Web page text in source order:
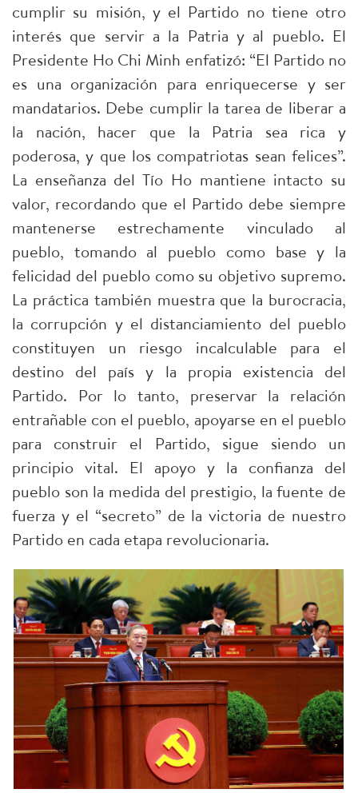
cumplir su misión, y el Partido no tiene otro
interés que servir a la Patria y al pueblo. El
Presidente Ho Chi Minh enfatizó: “El Partido no
es una organización para enriquecerse y ser
mandatarios. Debe cumplir la tarea de liberar a
la nación, hacer que la Patria sea rica y
poderosa, y que los compatriotas sean felices”.
La enseñanza del Tío Ho mantiene intacto su
valor, recordando que el Partido debe siempre
mantenerse estrechamente vinculado al
pueblo, tomando al pueblo como base y la
felicidad del pueblo como su objetivo supremo.
La práctica también muestra que la burocracia,
la corrupción y el distanciamiento del pueblo
constituyen un riesgo incalculable para el
destino del país y la propia existencia del
Partido. Por lo tanto, preservar la relación
entrañable con el pueblo, apoyarse en el pueblo
para construir el Partido, sigue siendo un
principio vital. El apoyo y la confianza del
pueblo son la medida del prestigio, la fuente de
fuerza y el “secreto” de la victoria de nuestro
Partido en cada etapa revolucionaria.